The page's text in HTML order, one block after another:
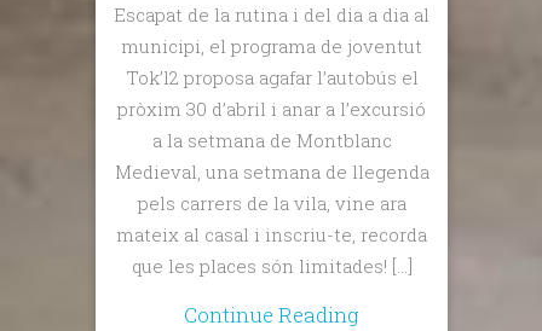
Escapat de la rutina i del dia a dia al
municipi, el programa de joventut
Tok’l2 proposa agafar l’autobús el
pròxim 30 d’abril i anar a l’excursió
a la setmana de Montblanc
Medieval, una setmana de llegenda
pels carrers de la vila, vine ara
mateix al casal i inscriu-te, recorda
que les places són limitades! […]
Continue Reading